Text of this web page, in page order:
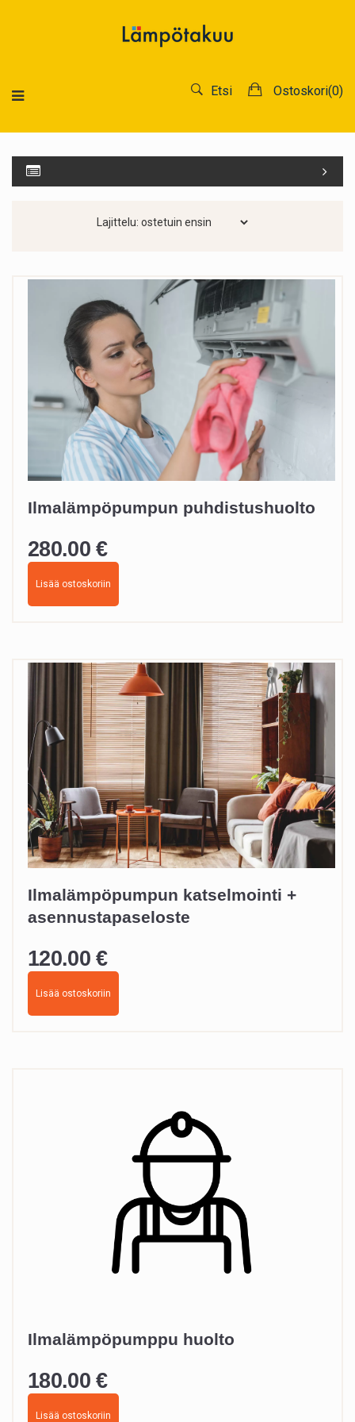
Ostoskori(0)
Etsi
Ilmalämpöpumpun puhdistushuolto
280.00€
Lisää ostoskoriin
Ilmalämpöpumpun katselmointi +
asennustapaseloste
120.00€
Lisää ostoskoriin
Ilmalämpöpumppu huolto
180.00€
Lisää ostoskoriin